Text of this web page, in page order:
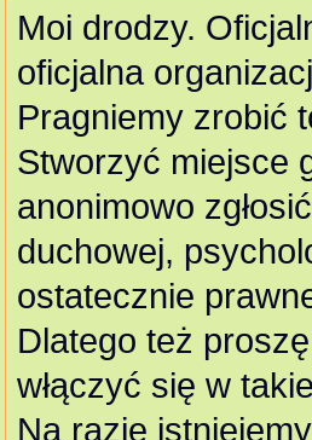
Moi drodzy.
oficjalna
Pragniemy zrobić
Stworzyć miejsce
anonimowo
duchowej,
ostatecznie
Dlatego też
włączyć się w
Na razie